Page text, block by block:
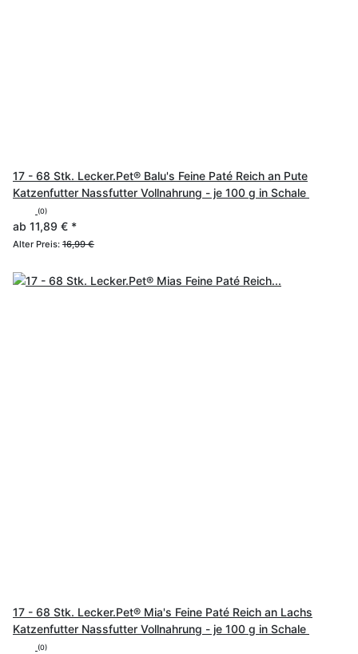
17 - 68 Stk. Lecker.Pet® Balu's Feine Paté Reich an Pute
Katzenfutter Nassfutter Vollnahrung - je 100 g in Schale
(0)
ab 11,89 € *
Alter Preis: 16,99 €
17 - 68 Stk. Lecker.Pet® Mia's Feine Paté Reich an Lachs
Katzenfutter Nassfutter Vollnahrung - je 100 g in Schale
(0)